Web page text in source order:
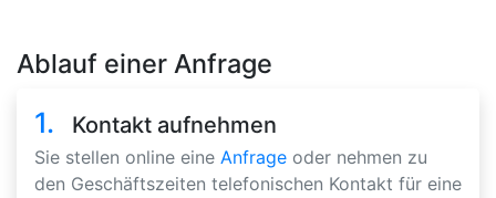
Ablauf einer Anfrage
1. Kontakt aufnehmen
Sie stellen online eine Anfrage oder nehmen zu
den Geschäftszeiten telefonischen Kontakt für eine